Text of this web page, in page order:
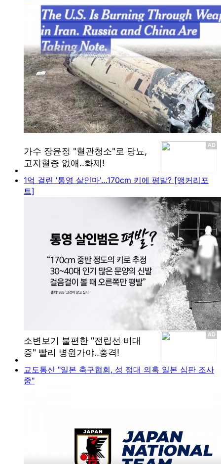
1억 걸린 '통영 살인마'…170cm 키에 평발? [앵커리포
트]
교도통신 "일본 축구협회, 성 접대 의혹 일본 심판 조사
중"